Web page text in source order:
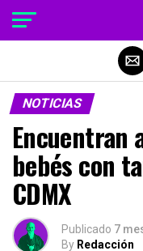
NOTICIAS
Encuentran
bebés con
CDMX
Publicado 7
By Redacción